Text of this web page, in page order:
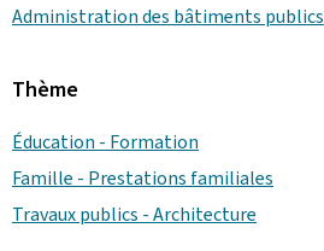
Administration des bâtiments publics
Thème
Éducation - Formation
Famille - Prestations familiales
Travaux publics - Architecture